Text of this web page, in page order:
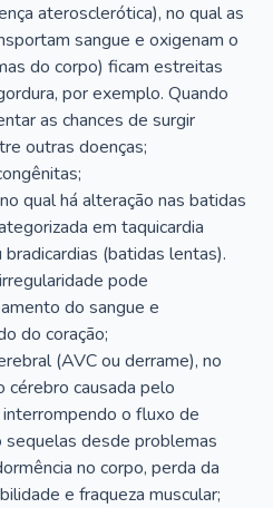
aterosclerótica), no qual as
sangue e oxigenam o
do corpo) ficam estreitas
por exemplo. Quando
as chances de surgir
outras doenças;
qual há alteração nas batidas
em taquicardia
(batidas lentas).
pode
do sangue e
do coração;
(AVC ou derrame), no
cérebro causada pelo
o fluxo de
desde problemas
no corpo, perda da
e fraqueza muscular;